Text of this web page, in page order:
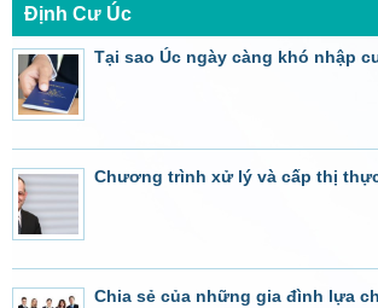
Định Cư Úc
Tại sao Úc ngày càng khó nhập
Chương trình xử lý và cấp thị
Chia sẻ của những gia đình lựa